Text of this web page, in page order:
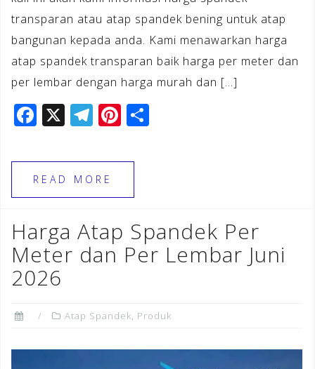
transparan atau atap spandek bening untuk atap
bangunan kepada anda. Kami menawarkan harga
atap spandek transparan baik harga per meter dan
per lembar dengan harga murah dan […]
F
c
e
b
o
o
k
X T
e
gr
a
m
Pi
te
e
st
READ MORE
Harga Atap Spandek Per
Meter dan Per Lembar Juni
2026
Atap Spandek, Produk